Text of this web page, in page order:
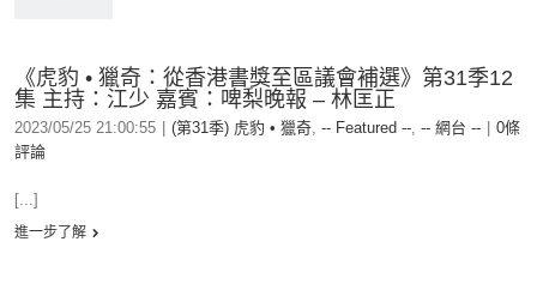
《虎豹 • 獵奇：從香港書獎至區議會補選》第31季12
集 主持：江少 嘉賓：啤梨晚報 – 林匡正
2023/05/25 21:00:55 (第31季) 虎豹 • 獵奇, -- Featured --, -- 網台 --
0條
評論
[...]
進一步了解